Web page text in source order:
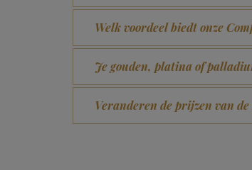
Welk voordeel biedt onze
Je gouden, platina of
Veranderen de prijzen van